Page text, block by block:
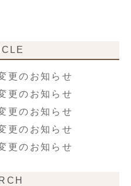
更のお知らせ
更のお知らせ
更のお知らせ
更のお知らせ
更のお知らせ